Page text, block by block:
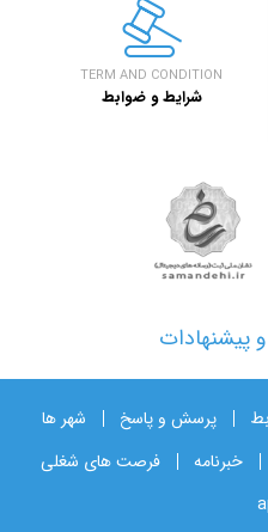
TERM AND CONDITION
شرایط و ضوابط
پیشنهادات
پرسش و پاسخ
شهر ها
خبرنامه
فرصت های شغلی